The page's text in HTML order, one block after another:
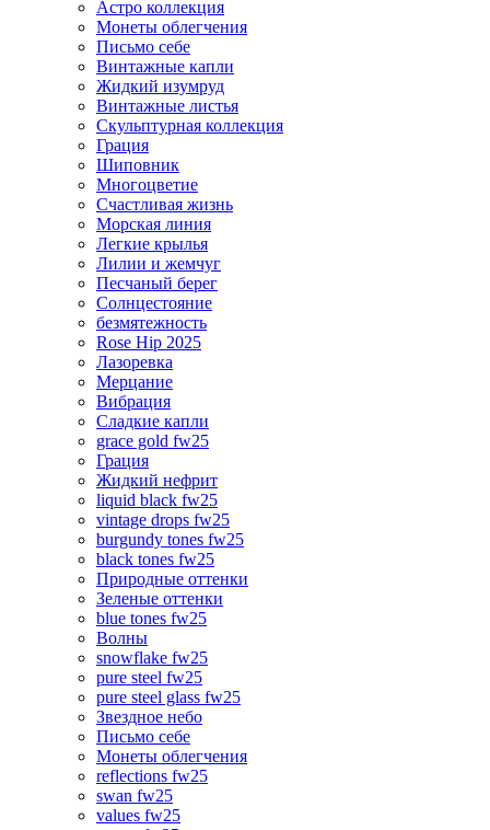
Астро коллекция
Монеты облегчения
Письмо себе
Винтажные капли
Жидкий изумруд
Винтажные листья
Скульптурная коллекция
Грация
Шиповник
Многоцветие
Счастливая жизнь
Морская линия
Легкие крылья
Лилии и жемчуг
Песчаный берег
Солнцестояние
безмятежность
Rose Hip 2025
Лазоревка
Мерцание
Вибрация
Сладкие капли
grace gold fw25
Грация
Жидкий нефрит
liquid black fw25
vintage drops fw25
burgundy tones fw25
black tones fw25
Природные оттенки
Зеленые оттенки
blue tones fw25
Волны
snowflake fw25
pure steel fw25
pure steel glass fw25
Звездное небо
Письмо себе
Монеты облегчения
reflections fw25
swan fw25
values fw25